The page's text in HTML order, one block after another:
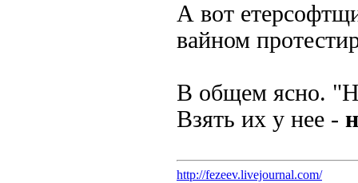
А вот
вайном
В общем ясно.
Взять их у нее -
http://fezeev.livejournal.com/